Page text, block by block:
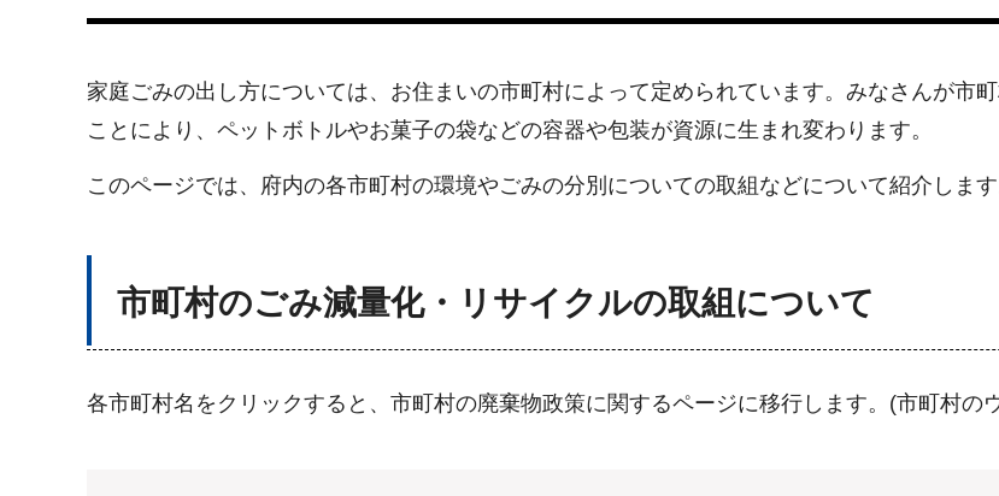
家庭ごみの出し方については、お住まいの市町村によって定められています。みなさんが市
ことにより、ペットボトルやお菓子の袋などの容器や包装が資源に生まれ変わります。
このページでは、府内の各市町村の環境やごみの分別についての取組などについて紹介します
市町村のごみ減量化・リサイクルの取組について
各市町村名をクリックすると、市町村の廃棄物政策に関するページに移行します。(市町村の